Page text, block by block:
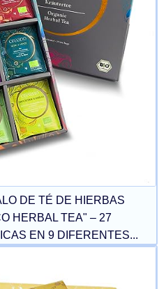
DE TÉ DE HIERBAS
HERBAL TEA" – 27
EN 9 DIFERENTES...